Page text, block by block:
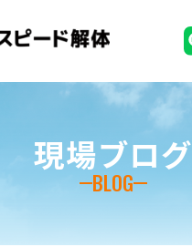
現場ブログ
BLOG